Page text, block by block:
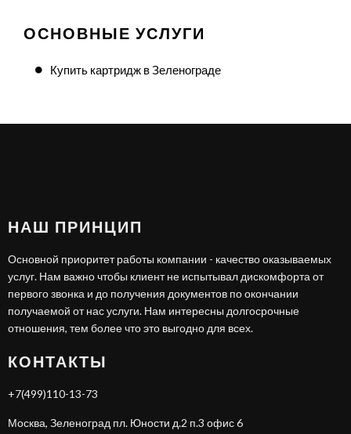
ОСНОВНЫЕ УСЛУГИ
Купить картридж в Зеленограде
НАШ ПРИНЦИП
Основной приоритет работы компании - качество оказываемых
услуг. Нам важно чтобы клиент не испытывал дискомфорта от
первого звонка и до получения документов по окончании
получаемой от нас услуги. Нам интересны долгосрочные
отношения, тем более что это выгодно для всех.
КОНТАКТЫ
+7(499)110-13-73
Москва, Зеленоград пл. Юности д.2 п.3 офис 6